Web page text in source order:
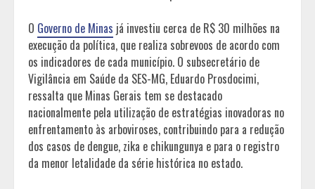
O Governo de Minas já investiu cerca de R$ 30 milhões na
execução da política, que realiza sobrevoos de acordo com
os indicadores de cada município. O subsecretário de
Vigilância em Saúde da SES-MG, Eduardo Prosdocimi,
ressalta que Minas Gerais tem se destacado
nacionalmente pela utilização de estratégias inovadoras no
enfrentamento às arboviroses, contribuindo para a redução
dos casos de dengue, zika e chikungunya e para o registro
da menor letalidade da série histórica no estado.